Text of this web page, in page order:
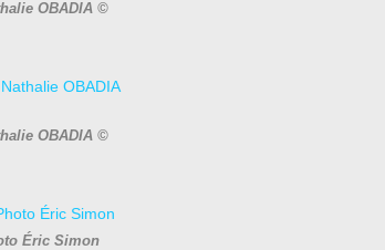
OBADIA ©
OBADIA ©
Éric Simon